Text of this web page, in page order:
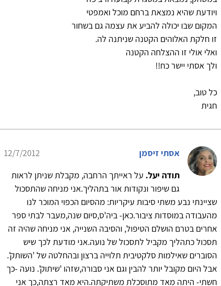
ויודעת שהיא נמצאת ברחם מוכל ואמפטי
המקום שבו יכולה להביע את עצמה גם בשחור
זו חלקת האלוהים הקטנה שניתנה לה.
ואלי אולי זו ההצלחה הקטנה
ולך אסתי יישר כח!!
כל טוב,
חגית
אסתי זיסמן
12/7/2012
תודה יעל. על ראייתך הרחבה, מקבלת שניתן לראות
גם שיפור ונקודות אור בתהליך.אני מניחה שהתסכול
שציינתי נבע משתי סיבות עיקריות: מהסיום הכפוי המוכר לנו
מהעבודה במוסדות ציבור.כאן- ביה'ס,סיום שנה,מעבר לבתי ספר
אחרים בטרם הושלם הטיפול, והסיבה השנייה, אני מניחה שהיה זה
תסכול כתהליך מקביל לתסכול של נועה.אני מודעת לכך שיש
הסוברים שאילמות סלקטיבית תלוייה ברצון ובהחלטה של 'השותק'.
אבל היום מקובל יותר להבין וגם אני סבורה,שזהו 'שיתוק'. נועה -כך
חשתי- היתה מאד מתוסכלת משתיקתה.היא מאד רצתה,כך אני